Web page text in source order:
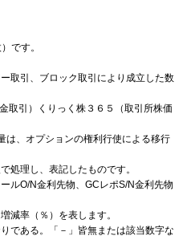
です。
取引、ブロック取引により成立した数
取引）くりっく株３６５（取引所株価
、オプションの権利行使による移行
処理し、表記したものです。
ルO/N金利先物、GCレポS/N金利先物
減率（％）を表します。
である。「－」皆無または該当数字な